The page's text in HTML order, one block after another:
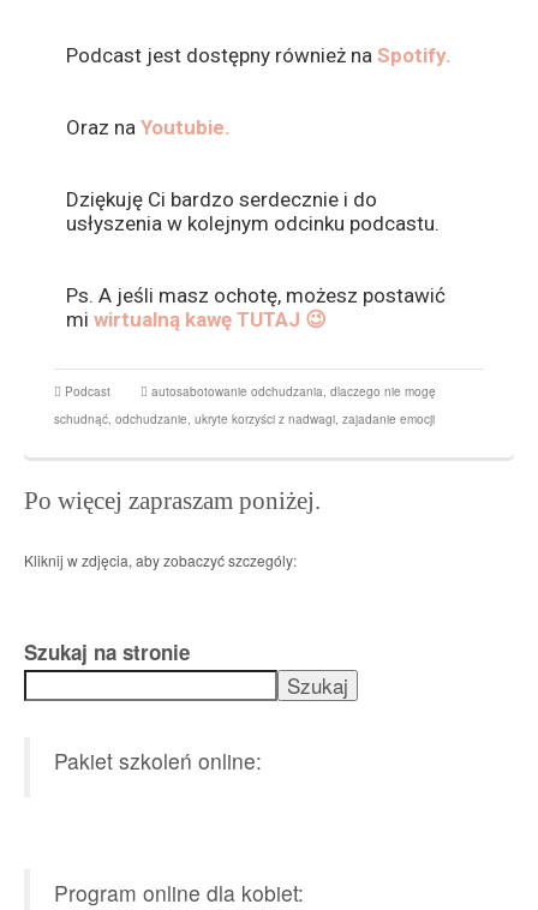
Podcast jest dostępny również na Spotify.
Oraz na Youtubie.
Dziękuję Ci bardzo serdecznie i do
usłyszenia w kolejnym odcinku podcastu.
Ps. A jeśli masz ochotę, możesz postawić
mi wirtualną kawę TUTAJ 😉
Podcast autosabotowanie odchudzania, dlaczego nie mogę
schudnąć, odchudzanie, ukryte korzyści z nadwagi, zajadanie emocji
Po więcej zapraszam poniżej.
Kliknij w zdjęcia, aby zobaczyć szczególy:
Szukaj na stronie
Szukaj
Pakiet szkoleń online:
Program online dla kobiet: